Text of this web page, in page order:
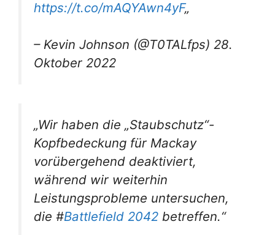
https://t.co/mAQYAwn4yF„
– Kevin Johnson (@T0TALfps) 28.
Oktober 2022
„Wir haben die „Staubschutz“-
Kopfbedeckung für Mackay
vorübergehend deaktiviert,
während wir weiterhin
Leistungsprobleme untersuchen,
die #Battlefield 2042 betreffen.“